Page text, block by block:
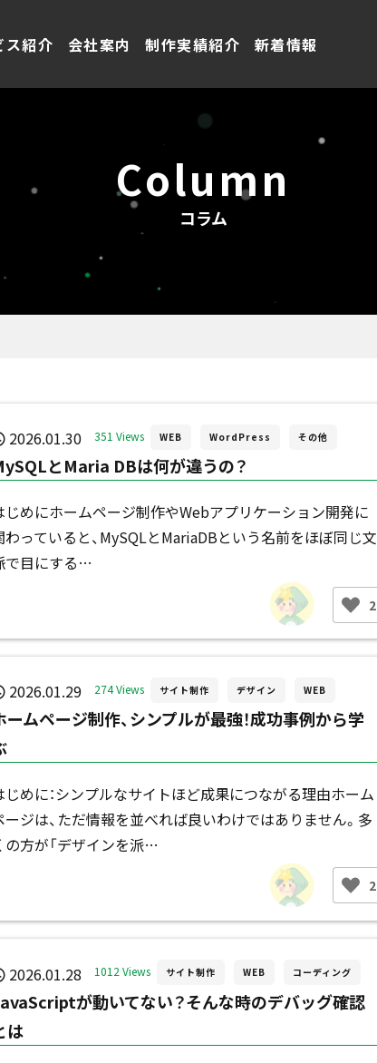
ス紹介 会社案内 制作実績紹介 新着情報
Column
コラム
2026.01.30 351 Views WEB WordPress その他
とMaria DBは何が違うの？
じめにホームページ制作やWebアプリケーション開発に
わっていると、MySQLとMariaDBという名前をほぼ同じ文
で目にする…
2
2026.01.29 274 Views サイト制作 デザイン WEB
ームページ制作、シンプルが最強！成功事例から学
じめに：シンプルなサイトほど成果につながる理由ホーム
ージは、ただ情報を並べれば良いわけではありません。多
の方が「デザインを派…
2
2026.01.28 1012 Views サイト制作 WEB コーディング
が動いてない？そんな時のデバッグ確認
は